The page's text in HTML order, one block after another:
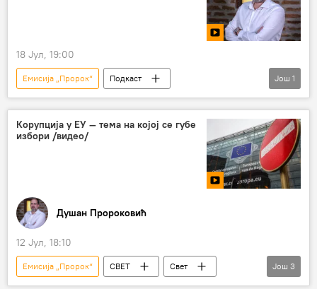
18 Јул, 19:00
Емисија „Пророк“
Подкаст
Душан Пророковић
Још 1
Корупција у ЕУ — тема на којој се губе
избори /видео/
Душан Пророковић
12 Јул, 18:10
Емисија „Пророк“ СВЕТ
Свет
Још 3